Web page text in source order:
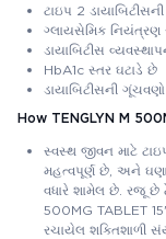
ટાઇપ 2
ગ્લાયસેમિક નિયંત્રણ
ડાયાબિટીસ
HbA1c સ્તર ઘટાડે છે
ડાયાબિટીસની
How TENGLYN M
સ્વસ્થ જીવન માટે
મહત્વપૂર્ણ છે, અને
વધારે શામેલ છે. રજૂ છે
500MG TABLET
રચાયેલ શક્તિશાળી